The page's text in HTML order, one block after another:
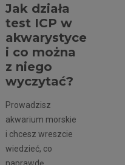
Jak działa
test ICP w
akwarystyce
i co można
z niego
wyczytać?
Prowadzisz
akwarium morskie
i chcesz wreszcie
wiedzieć, co
naprawdę